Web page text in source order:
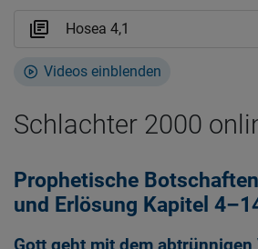
Videos einblenden
Schlachter 2000
Prophetische
und Erlösung Kapitel